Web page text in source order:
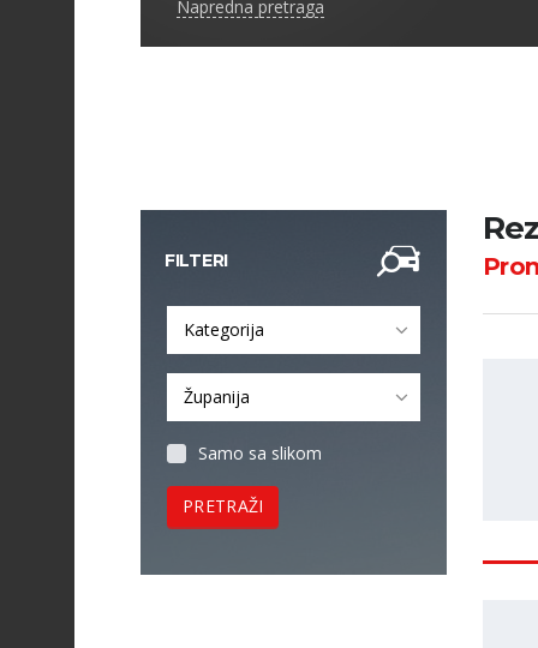
Napredna pretraga
FILTERI
Kategorija
Županija
Samo sa slikom
PRETRAŽI